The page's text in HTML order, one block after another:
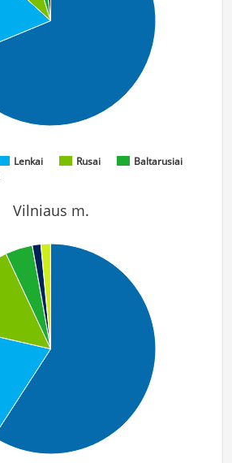
Lenkai Rusai
Baltarusiai
Vilniaus m.